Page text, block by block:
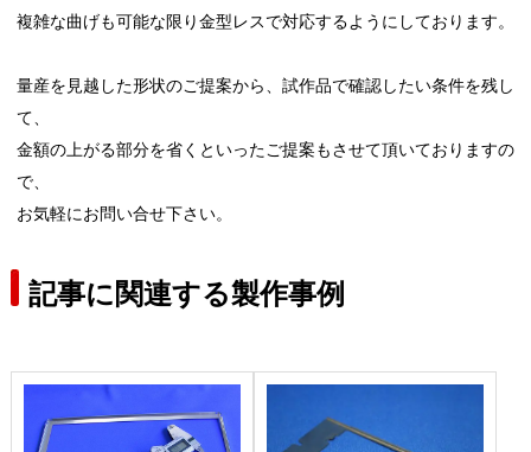
複雑な曲げも可能な限り金型レスで対応するようにしております。
量産を見越した形状のご提案から、試作品で確認したい条件を残し
て、
金額の上がる部分を省くといったご提案もさせて頂いておりますの
で、
お気軽にお問い合せ下さい。
記事に関連する製作事例